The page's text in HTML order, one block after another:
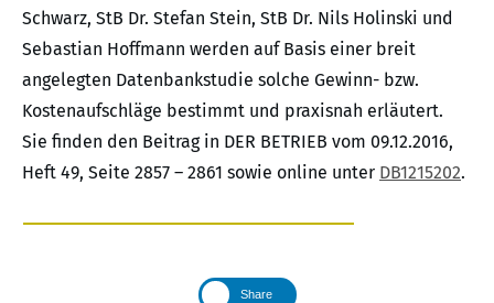
Schwarz, StB Dr. Stefan Stein, StB Dr. Nils Holinski und
Sebastian Hoffmann werden auf Basis einer breit
angelegten Datenbankstudie solche Gewinn- bzw.
Kostenaufschläge bestimmt und praxisnah erläutert.
Sie finden den Beitrag in DER BETRIEB vom 09.12.2016,
Heft 49, Seite 2857 – 2861 sowie online unter DB1215202.
Share